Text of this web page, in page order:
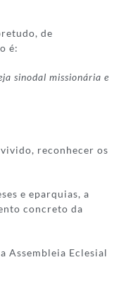
de
é:
sinodal missionária e
reconhecer os
e eparquias, a
concreto da
Assembleia Eclesial